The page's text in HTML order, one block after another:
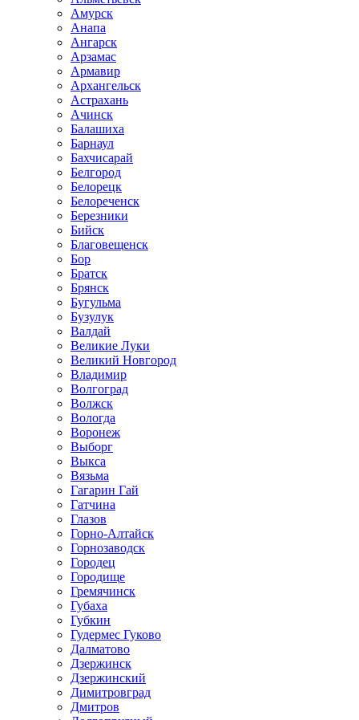
Амурск
Анапа
Ангарск
Арзамас
Армавир
Архангельск
Астрахань
Ачинск
Балашиха
Барнаул
Бахчисарай
Белгород
Белорецк
Белореченск
Березники
Бийск
Благовещенск
Бор
Братск
Брянск
Бугульма
Бузулук
Валдай
Великие Луки
Великий Новгород
Владимир
Волгоград
Волжск
Вологда
Воронеж
Выборг
Выкса
Вязьма
Гагарин Гай
Гатчина
Глазов
Горно-Алтайск
Горнозаводск
Городец
Городище
Гремячинск
Губаха
Губкин
Гудермес Гуково
Далматово
Дзержинск
Дзержинский
Димитровград
Дмитров